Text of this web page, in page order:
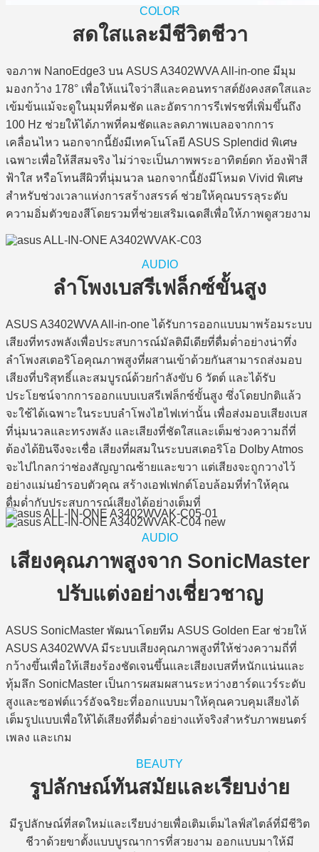
COLOR
สดใสและมีชีวิตชีวา
จอภาพ NanoEdge3 บน ASUS A3402WVA All-in-one มีมุม
มองกว้าง 178° เพื่อให้แน่ใจว่าสีและคอนทราสต์ยังคงสดใสและ
เข้มข้นแม้จะดูในมุมที่คมชัด และอัตราการรีเฟรชที่เพิ่มขึ้นถึง
100 Hz ช่วยให้ได้ภาพที่คมชัดและลดภาพเบลอจากการ
เคลื่อนไหว นอกจากนี้ยังมีเทคโนโลยี ASUS Splendid พิเศษ
เฉพาะเพื่อให้สีสมจริง ไม่ว่าจะเป็นภาพพระอาทิตย์ตก ท้องฟ้าสี
ฟ้าใส หรือโทนสีผิวที่นุ่มนวล นอกจากนี้ยังมีโหมด Vivid พิเศษ
สำหรับช่วงเวลาแห่งการสร้างสรรค์ ช่วยให้คุณบรรลุระดับ
ความอิ่มตัวของสีโดยรวมที่ช่วยเสริมเฉดสีเพื่อให้ภาพดูสวยงาม
AUDIO
ลำโพงเบสรีเฟล็กซ์ขั้นสูง
ASUS A3402WVA All-in-one ได้รับการออกแบบมาพร้อมระบบ
เสียงที่ทรงพลังเพื่อประสบการณ์มัลติมีเดียที่ดื่มด่ำอย่างน่าทึ่ง
ลำโพงสเตอริโอคุณภาพสูงที่ผสานเข้าด้วยกันสามารถส่งมอบ
เสียงที่บริสุทธิ์และสมบูรณ์ด้วยกำลังขับ 6 วัตต์ และได้รับ
ประโยชน์จากการออกแบบเบสรีเฟล็กซ์ขั้นสูง ซึ่งโดยปกติแล้ว
จะใช้ได้เฉพาะในระบบลำโพงไฮไฟเท่านั้น เพื่อส่งมอบเสียงเบส
ที่นุ่มนวลและทรงพลัง และเสียงที่ชัดใสและเต็มช่วงความถี่ที่
ต้องได้ยินจึงจะเชื่อ เสียงที่ผสมในระบบสเตอริโอ Dolby Atmos
จะไปไกลกว่าช่องสัญญาณซ้ายและขวา แต่เสียงจะถูกวางไว้
อย่างแม่นยำรอบตัวคุณ สร้างเอฟเฟกต์โอบล้อมที่ทำให้คุณ
ดื่มด่ำกับประสบการณ์เสียงได้อย่างเต็มที่
AUDIO
เสียงคุณภาพสูงจาก SonicMaster
ปรับแต่งอย่างเชี่ยวชาญ
ASUS SonicMaster พัฒนาโดยทีม ASUS Golden Ear ช่วยให้
ASUS A3402WVA มีระบบเสียงคุณภาพสูงที่ให้ช่วงความถี่ที่
กว้างขึ้นเพื่อให้เสียงร้องชัดเจนขึ้นและเสียงเบสที่หนักแน่นและ
ทุ้มลึก SonicMaster เป็นการผสมผสานระหว่างฮาร์ดแวร์ระดับ
สูงและซอฟต์แวร์อัจฉริยะที่ออกแบบมาให้คุณควบคุมเสียงได้
เต็มรูปแบบเพื่อให้ได้เสียงที่ดื่มด่ำอย่างแท้จริงสำหรับภาพยนตร์
เพลง และเกม
BEAUTY
รูปลักษณ์ทันสมัยและเรียบง่าย
มีรูปลักษณ์ที่สดใหม่และเรียบง่ายเพื่อเติมเต็มไลฟ์สไตล์ที่มีชีวิต
ชีวาด้วยขาตั้งแบบบูรณาการที่สวยงาม ออกแบบมาให้มี